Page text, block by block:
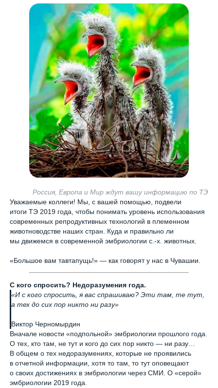
Россия, Европа и Мир ждут вашу информацию по ТЭ
Уважаемые коллеги! Мы, с вашей помощью, подвели
итоги ТЭ 2019 года, чтобы понимать уровень использования
современных репродуктивных технологий в племенном
животноводстве наших стран. Куда и правильно ли
мы движемся в современной эмбриологии с.-х. животных.
«Большое вам тавтапущь!» — как говорят у нас в Чувашии.
С кого спросить? Недоразумения года.
«И с кого спросить, я вас спрашиваю? Эти там, те тут,
а тех до сих пор никто ни разу»
Виктор Черномырдин
Вначале новости «подпольной» эмбриологии прошлого года.
О тех, кто там, не тут и кого до сих пор никто — ни разу…
В общем о тех недоразумениях, которые не проявились
в отчетной информации, хотя то там, то тут оповещают
о своих достижениях в эмбриологии через СМИ. О «серой»
эмбриологии 2019 года.